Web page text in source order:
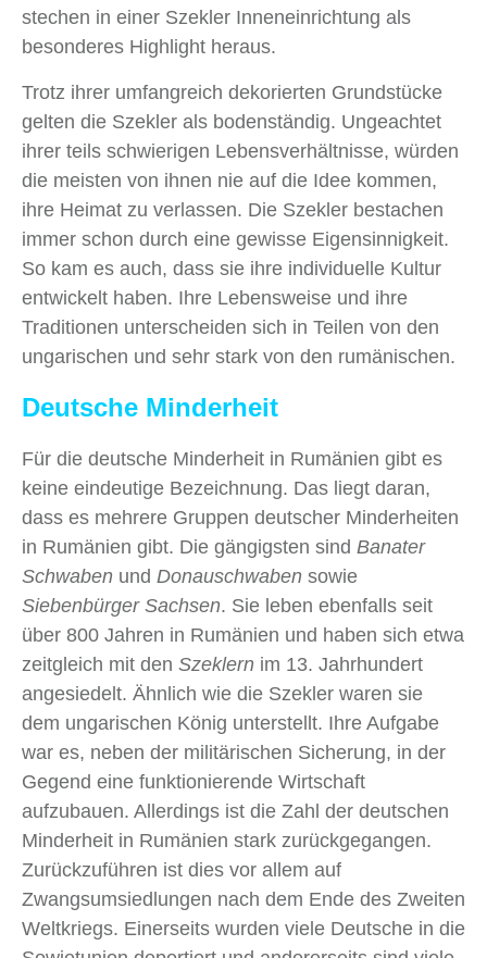
stechen in einer Szekler Inneneinrichtung als
besonderes Highlight heraus.
Trotz ihrer umfangreich dekorierten Grundstücke
gelten die Szekler als bodenständig. Ungeachtet
ihrer teils schwierigen Lebensverhältnisse, würden
die meisten von ihnen nie auf die Idee kommen,
ihre Heimat zu verlassen. Die Szekler bestachen
immer schon durch eine gewisse Eigensinnigkeit.
So kam es auch, dass sie ihre individuelle Kultur
entwickelt haben. Ihre Lebensweise und ihre
Traditionen unterscheiden sich in Teilen von den
ungarischen und sehr stark von den rumänischen.
Deutsche Minderheit
Für die deutsche Minderheit in Rumänien gibt es
keine eindeutige Bezeichnung. Das liegt daran,
dass es mehrere Gruppen deutscher Minderheiten
in Rumänien gibt. Die gängigsten sind Banater
Schwaben und Donauschwaben sowie
Siebenbürger Sachsen. Sie leben ebenfalls seit
über 800 Jahren in Rumänien und haben sich etwa
zeitgleich mit den Szeklern im 13. Jahrhundert
angesiedelt. Ähnlich wie die Szekler waren sie
dem ungarischen König unterstellt. Ihre Aufgabe
war es, neben der militärischen Sicherung, in der
Gegend eine funktionierende Wirtschaft
aufzubauen. Allerdings ist die Zahl der deutschen
Minderheit in Rumänien stark zurückgegangen.
Zurückzuführen ist dies vor allem auf
Zwangsumsiedlungen nach dem Ende des Zweiten
Weltkriegs. Einerseits wurden viele Deutsche in die